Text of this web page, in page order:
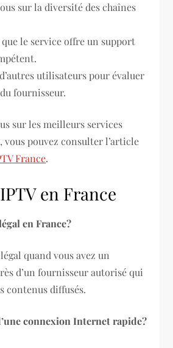
sur la diversité des chaînes
le service offre un support
utilisateurs pour évaluer
fournisseur.
sur les meilleurs services
vous pouvez consulter l’article
France.
en France
en France?
quand vous avez un
d’un fournisseur autorisé qui
contenus diffusés.
connexion Internet rapide?